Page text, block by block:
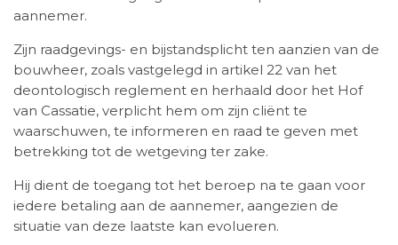
aannemer.
Zijn raadgevings- en bijstandsplicht ten aanzien van de
bouwheer, zoals vastgelegd in artikel 22 van het
deontologisch reglement en herhaald door het Hof
van Cassatie, verplicht hem om zijn cliënt te
waarschuwen, te informeren en raad te geven met
betrekking tot de wetgeving ter zake.
Hij dient de toegang tot het beroep na te gaan voor
iedere betaling aan de aannemer, aangezien de
situatie van deze laatste kan evolueren.